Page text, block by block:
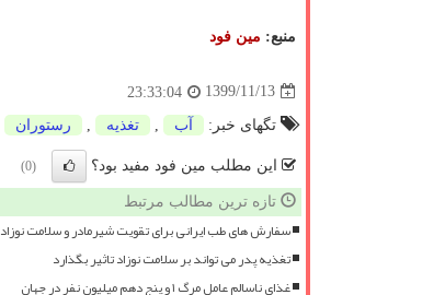
منبع: مین فود
1399/11/13
23:33:04
تگهای خبر: آب تغذیه رستوران
این مطلب مین فود مفید بود؟ (0)
تازه ترین مطالب مرتبط
سفارش های طب ایرانی برای تقویت شیرمادر و سلامت نوزاد
تغذیه پدر می تواند بر سلامت نوزاد تاثیر بگذارد
غذای ناسالم عامل مرگ ۱ و پنج دهم میلیون نفر در جهان